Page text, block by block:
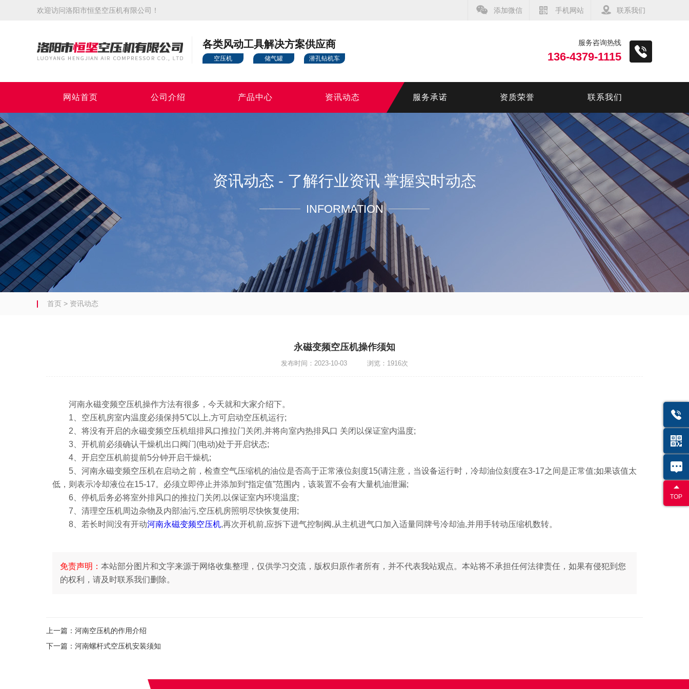
欢迎访问洛阳市恒坚空压机有限公司！ 添加微信 手机网站 联系我们
各类风动工具解决方案供应商
空压机 储气罐 潜孔钻机车
服务咨询热线
136-4379-1115
网站首页 公司介绍 产品中心 资讯动态 服务承诺 资质荣誉 联系我们
资讯动态 - 了解行业资讯 掌握实时动态
INFORMATION
首页 > 资讯动态
永磁变频空压机操作须知
发布时间：2023-10-03 浏览：1916次
河南永磁变频空压机操作方法有很多，今天就和大家介绍下。
1、空压机房室内温度必须保持5℃以上,方可启动空压机运行;
2、将没有开启的永磁变频空压机组排风口推拉门关闭,并将向室内热排风口 关闭以保证室内温度;
3、开机前必须确认干燥机出口阀门(电动)处于开启状态;
4、开启空压机前提前5分钟开启干燥机;
5、 河南永磁变频空压机在启动之前，检查空气压缩机的油位是否高于正常液位刻度15(请注意，当设备运行时，冷却油位刻度在3-17之间是正常值;如果该值太
低，则表示冷却液位在15-17。必须立即停止并添加到“指定值”范围内，该装置不会有大量机油泄漏;
6、停机后务必将室外排风口的推拉门关闭,以保证室内环境温度;
7、清理空压机周边杂物及内部油污,空压机房照明尽快恢复使用;
8、若长时间没有开动河南永磁变频空压机,再次开机前,应拆下进气控制阀,从主机进气口加入适量同牌号冷却油,并用手转动压缩机数转。
免责声明： 本站部分图片和文字来源于网络收集整理，仅供学习交流，版权归原作者所有，并不代表我站观点。本站将不承担任何法律责任，如果有侵犯到您
的权利，请及时联系我们删除。
上一篇： 河南空压机的作用介绍
下一篇： 河南螺杆式空压机安装须知
TOP